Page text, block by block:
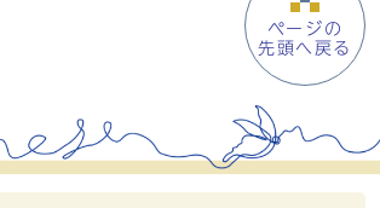
ページの
先頭へ戻る